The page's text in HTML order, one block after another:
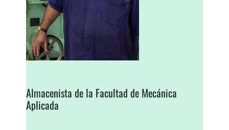
Almacenista de la Facultad de Mecánica
Aplicada